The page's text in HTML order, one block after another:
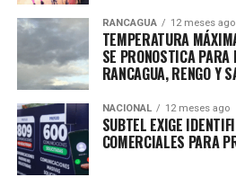
RANCAGUA 12 meses ago
TEMPERATURA
SE PRONOSTICA PARA
RANCAGUA, RENGO Y
NACIONAL 12 meses ago
SUBTEL EXIGE
COMERCIALES PARA